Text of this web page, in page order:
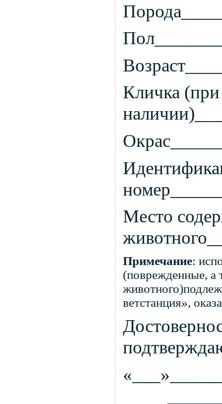
Кличка (при
Место
Примечание:
(поврежденные, а
ветстанция»,